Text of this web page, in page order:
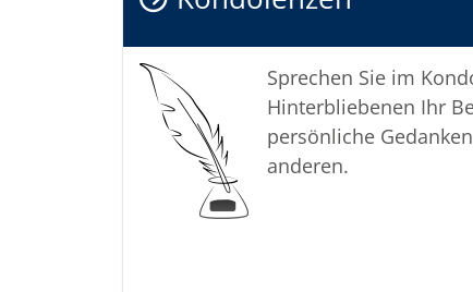
Sprechen Sie im
Hinterbliebenen Ihr
persönliche
anderen.